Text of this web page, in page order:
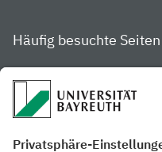
Häufig besuchte Seiten
Studienportal
Gamechanger Campus
Aktuelle
Pressemitteilungen